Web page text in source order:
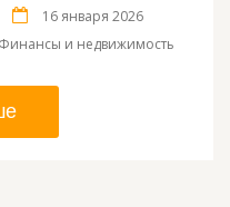
16 января 2026
Финансы и недвижимость